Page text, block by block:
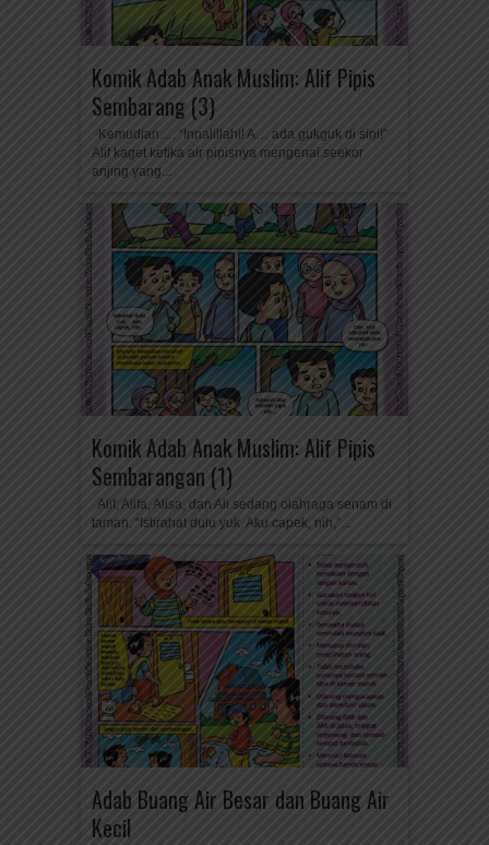
Komik Adab Anak Muslim: Alif Pipis
Sembarang (3)
Kemudian…. “Innalillahi! A… ada gukguk di sini!”
Alif kaget ketika air pipisnya mengenai seekor
anjing yang...
Komik Adab Anak Muslim: Alif Pipis
Sembarangan (1)
Alif, Alifa, Alisa, dan Ali sedang olahraga senam di
taman. “Istirahat dulu yuk. Aku capek, nih,”...
Adab Buang Air Besar dan Buang Air
Kecil